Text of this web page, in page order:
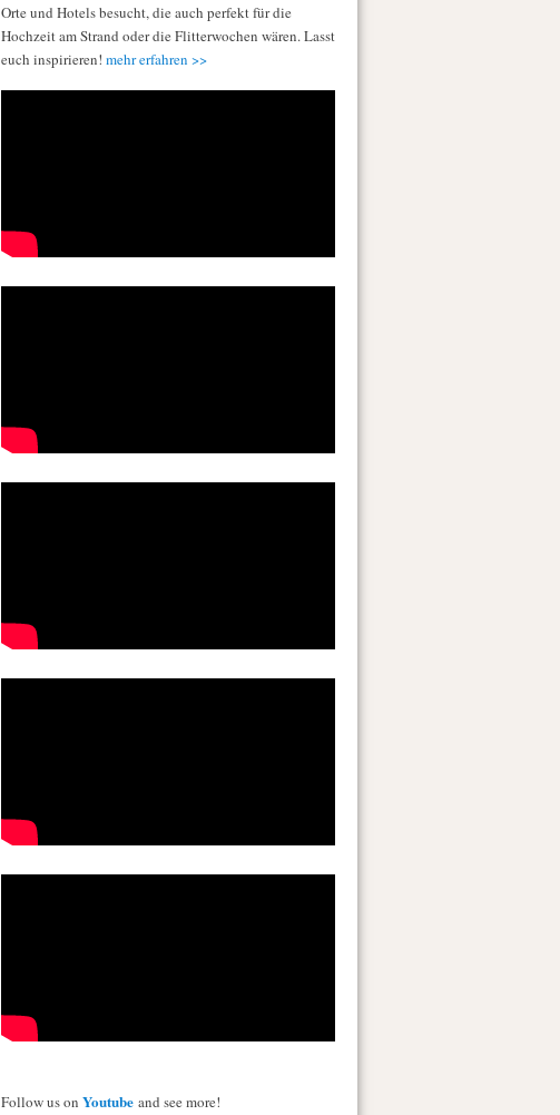
Orte und Hotels besucht, die auch perfekt für die
Hochzeit am Strand oder die Flitterwochen wären. Lasst
euch inspirieren! mehr erfahren >>
Follow us on Youtube and see more!